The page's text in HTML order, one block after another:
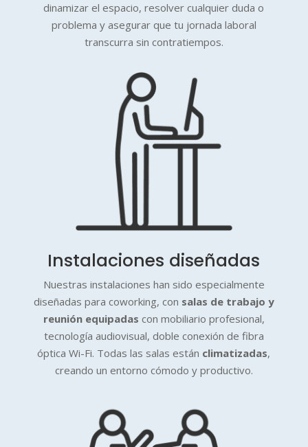
dinamizar el espacio, resolver cualquier duda o
problema y asegurar que tu jornada laboral
transcurra sin contratiempos.
Instalaciones diseñadas
Nuestras instalaciones han sido especialmente
diseñadas para coworking, con salas de trabajo y
reunión equipadas con mobiliario profesional,
tecnología audiovisual, doble conexión de fibra
óptica Wi-Fi. Todas las salas están climatizadas,
creando un entorno cómodo y productivo.